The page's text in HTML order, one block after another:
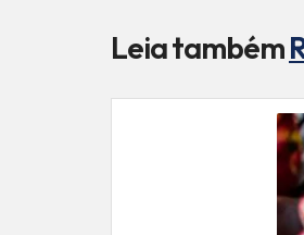
Leia também